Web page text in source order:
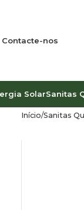
Contacte-nos
SolarSanitas
Início Sanitas